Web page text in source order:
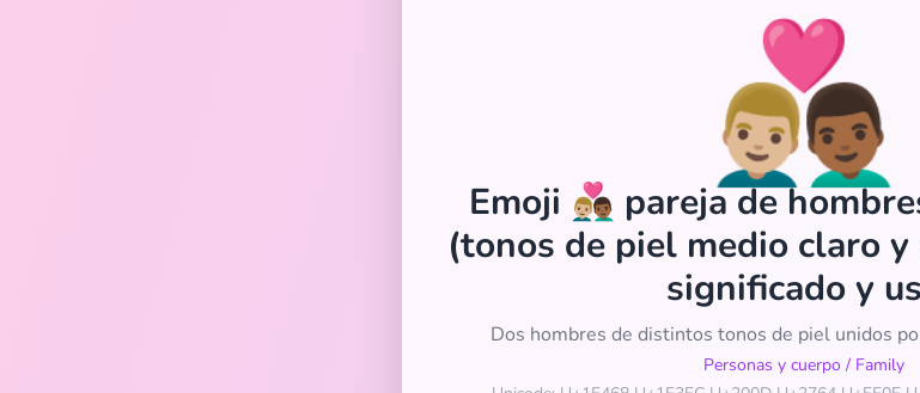
👨🏼‍❤️‍👨🏾
Emoji 👨🏼‍❤️‍👨🏾 pareja de
(tonos de piel medio claro y
significado y
Dos hombres de distintos tonos de piel unidos
Personas y cuerpo / Family